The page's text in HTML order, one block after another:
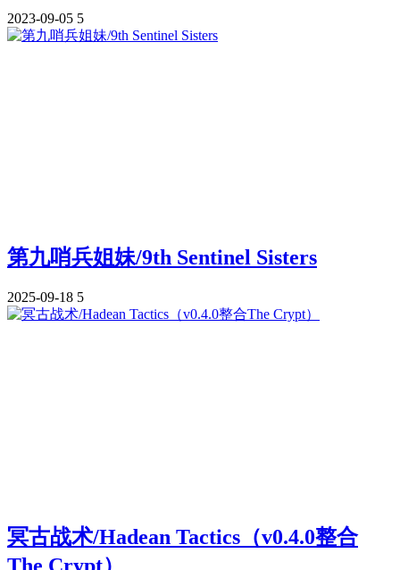
2023-09-05 5
第九哨兵姐妹/9th Sentinel Sisters
2025-09-18 5
冥古战术/Hadean Tactics（v0.4.0整合